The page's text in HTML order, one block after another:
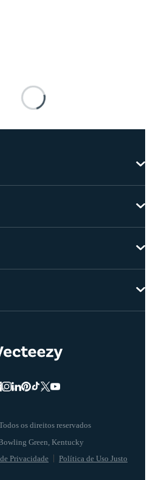
os direitos reservados
Privacidade Política de Uso Justo